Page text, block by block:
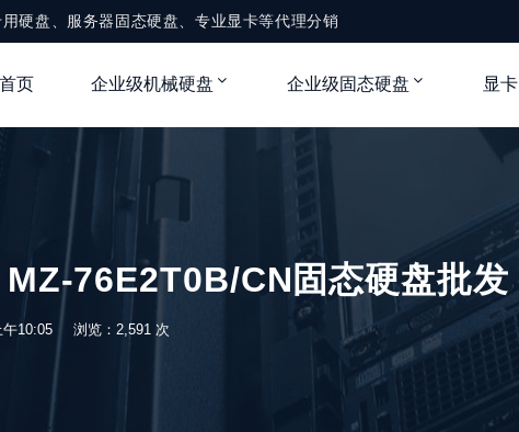
硬盘、服务器固态硬盘、专业显卡等代理分销
首页 企业级机械硬盘 企业级固态硬盘 显卡
76E2T0B/CN固态硬盘批发
午10:05 浏览：2,591 次